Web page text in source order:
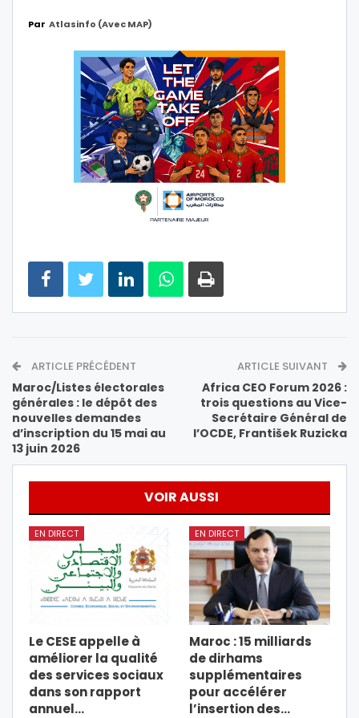
Par Atlasinfo (avec MAP)
ARTICLE PRÉCÉDENT
Maroc/Listes électorales
générales : le dépôt des
nouvelles demandes
d’inscription du 15 mai au
13 juin 2026
ARTICLE SUIVANT
Africa CEO Forum 2026 :
trois questions au Vice-
Secrétaire Général de
l’OCDE, František Ruzicka
VOIR AUSSI
EN DIRECT
Le CESE appelle à
améliorer la qualité
des services sociaux
dans son rapport
annuel…
EN DIRECT
Maroc : 15 milliards
de dirhams
supplémentaires
pour accélérer
l’insertion des…